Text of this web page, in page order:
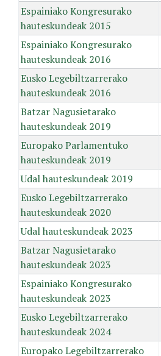
Espainiako Kongresurako
hauteskundeak 2015
Espainiako Kongresurako
hauteskundeak 2016
Eusko Legebiltzarrerako
hauteskundeak 2016
Batzar Nagusietarako
hauteskundeak 2019
Europako Parlamentuko
hauteskundeak 2019
Udal hauteskundeak 2019
Eusko Legebiltzarrerako
hauteskundeak 2020
Udal hauteskundeak 2023
Batzar Nagusietarako
hauteskundeak 2023
Espainiako Kongresurako
hauteskundeak 2023
Eusko Legebiltzarrerako
hauteskundeak 2024
Europako Legebiltzarrerako